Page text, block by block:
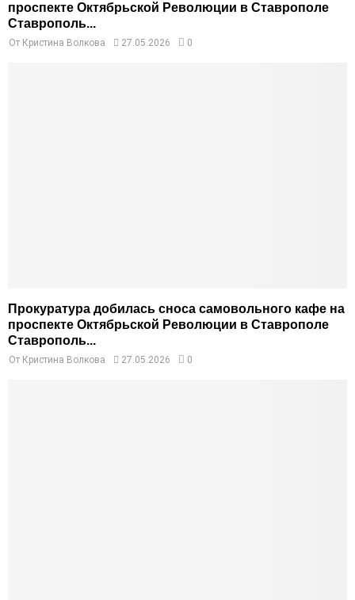
проспекте Октябрьской Революции в Ставрополе
Ставрополь...
От Кристина Волкова 27.05.2026 0
Прокуратура добилась сноса самовольного кафе на
проспекте Октябрьской Революции в Ставрополе
Ставрополь...
От Кристина Волкова 27.05.2026 0